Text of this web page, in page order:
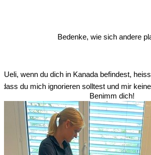
Bedenke, wie sich andere
Ueli, wenn du dich in Kanada befindest,
dass du mich ignorieren solltest und mir
Benimm dich!